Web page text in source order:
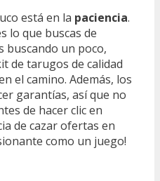
está en la paciencia.
lo que buscas de
buscando un poco,
de tarugos de calidad
el camino. Además, los
garantías, así que no
de hacer clic en
de cazar ofertas en
como un juego!